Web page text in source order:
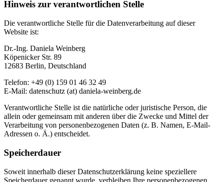
Hinweis zur verantwortlichen Stelle
Die verantwortliche Stelle für die Datenverarbeitung auf dieser
Website ist:
Dr.-Ing. Daniela Weinberg
Köpenicker Str. 89
12683 Berlin, Deutschland
Telefon: +49 (0) 159 01 46 32 49
E-Mail: datenschutz (at) daniela-weinberg.de
Verantwortliche Stelle ist die natürliche oder juristische Person, die
allein oder gemeinsam mit anderen über die Zwecke und Mittel der
Verarbeitung von personenbezogenen Daten (z. B. Namen, E-Mail-
Adressen o. Ä.) entscheidet.
Speicherdauer
Soweit innerhalb dieser Datenschutzerklärung keine speziellere
Speicherdauer genannt wurde, verbleiben Ihre personenbezogenen